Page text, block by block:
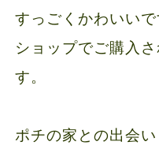
すっごくかわいいで
ショップでご購入
す。
ポチの家との出会